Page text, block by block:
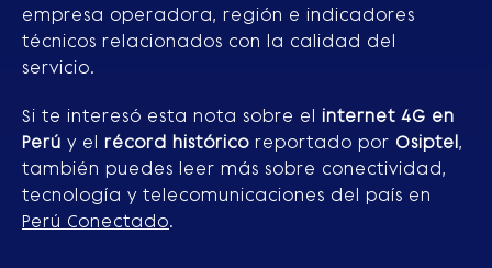
empresa operadora, región e indicadores
técnicos relacionados con la calidad del
servicio.
Si te interesó esta nota sobre el internet 4G en
Perú y el récord histórico reportado por Osiptel,
también puedes leer más sobre conectividad,
tecnología y telecomunicaciones del país en
Perú Conectado.